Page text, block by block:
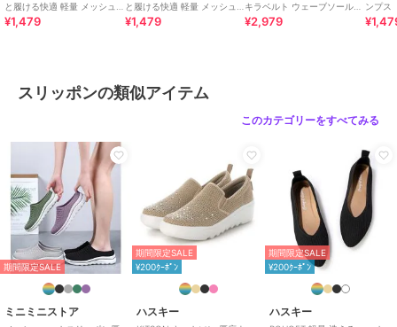
と履ける快適 軽量 メッシュ
カジュアルスリッポン
¥1,479
と履ける快適 軽量 メッシュ
レースアップカジュアルスニ
¥1,479
キラベルト ウェーブソール
ニットスリッポン
¥2,979
ンプス
スリッポンの類似アイテム
このカテゴリーをすべてみる
期間限定SALE
ミニミニストア
期間限定SALE
¥200ｸｰﾎﾟﾝ
ハスキー
期間限定SALE
¥200ｸｰﾎﾟﾝ
ハスキー